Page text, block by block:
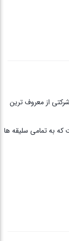
از معروف ترین
که به تمامی سلیقه ها